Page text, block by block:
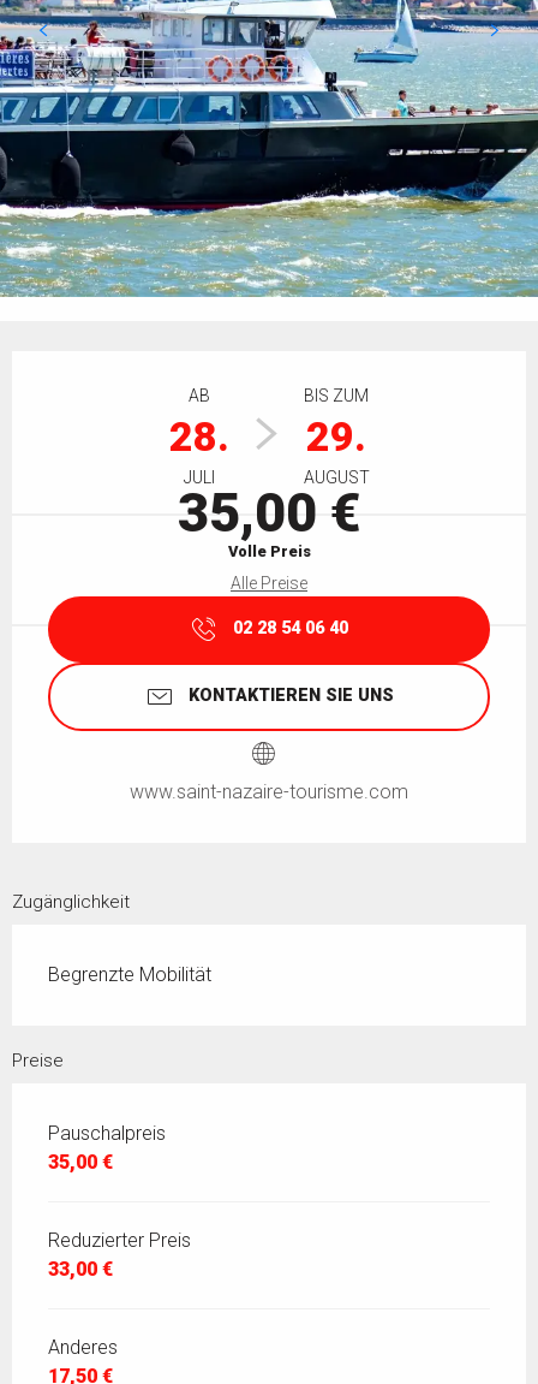
AB
28.
JULI
BIS ZUM
29.
AUGUST
35,00 €
Volle Preis
Alle Preise
02 28 54 06 40
KONTAKTIEREN SIE UNS
www.saint-nazaire-tourisme.com
Zugänglichkeit
Begrenzte Mobilität
Preise
Pauschalpreis
35,00 €
Reduzierter Preis
33,00 €
Anderes
17,50 €